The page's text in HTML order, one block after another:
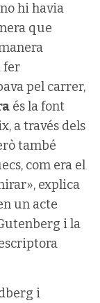
hi havia
que
fer
pel carrer,
és la font
a través dels
també
com era el
explica
un acte
i la
i